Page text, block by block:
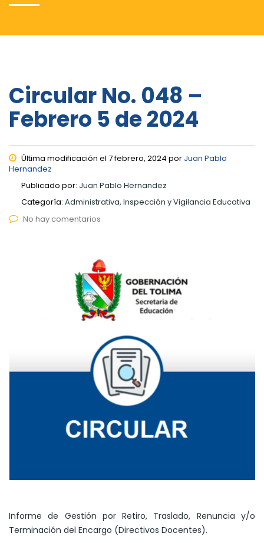
Circular No. 048 –
Febrero 5 de 2024
Última modificación el 7 febrero, 2024 por Juan Pablo
Hernandez
Publicado por: Juan Pablo Hernandez
Categoría: Administrativa, Inspección y Vigilancia Educativa
No hay comentarios
Informe de Gestión por Retiro, Traslado, Renuncia y/o
Terminación del Encargo (Directivos Docentes).